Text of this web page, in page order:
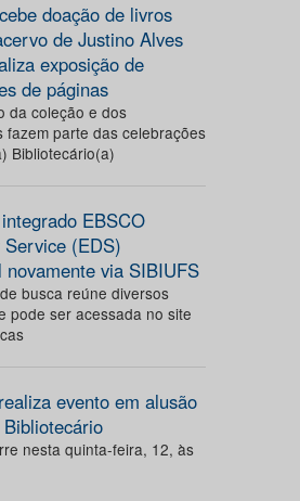
doação de livros
de Justino Alves
exposição de
de páginas
da coleção e dos
fazem parte das celebrações
Bibliotecário(a)
EBSCO
Service (EDS)
novamente via SIBIUFS
busca reúne diversos
pode ser acessada no site
evento em alusão
nesta quinta-feira, 12, às